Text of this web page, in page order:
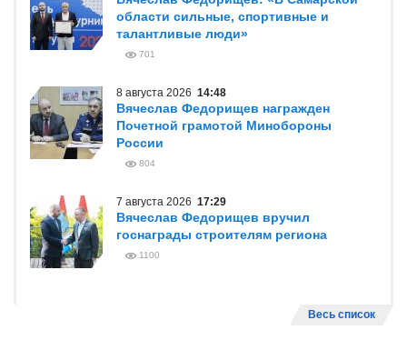
области сильные, спортивные и
талантливые люди»
701
8 августа 2026 14:48
Вячеслав Федорищев награжден
Почетной грамотой Минобороны
России
804
7 августа 2026 17:29
Вячеслав Федорищев вручил
госнаграды строителям региона
1100
Весь список